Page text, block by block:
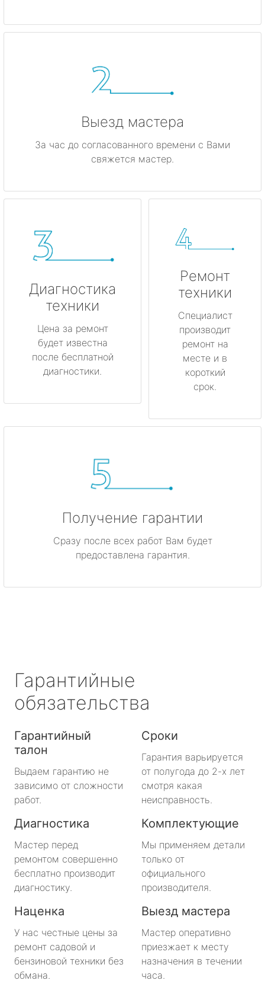
Выезд мастера
За час до согласованного времени с Вами
свяжется мастер.
Диагностика
техники
Цена за ремонт
будет известна
после бесплатной
диагностики.
Ремонт
техники
Специалист
производит
ремонт на
месте и в
короткий
срок.
Получение гарантии
Сразу после всех работ Вам будет
предоставлена гарантия.
Гарантийные
обязательства
Гарантийный
талон
Выдаем гарантию не
зависимо от сложности
работ.
Сроки
Гарантия варьируется
от полугода до 2-х лет
смотря какая
неисправность.
Диагностика
Мастер перед
ремонтом совершенно
бесплатно производит
диагностику.
Комплектующие
Мы применяем детали
только от
официального
производителя.
Наценка
У нас честные цены за
ремонт садовой и
бензиновой техники без
обмана.
Выезд мастера
Мастер оперативно
приезжает к месту
назначения в течении
часа.